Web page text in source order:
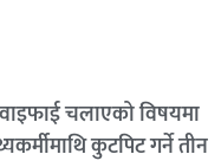
चलाएको विषयमा
कुटपिट गर्ने तीन